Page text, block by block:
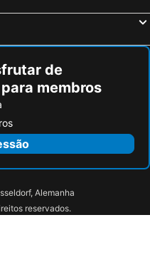
de
membros
Alemanha
reservados.